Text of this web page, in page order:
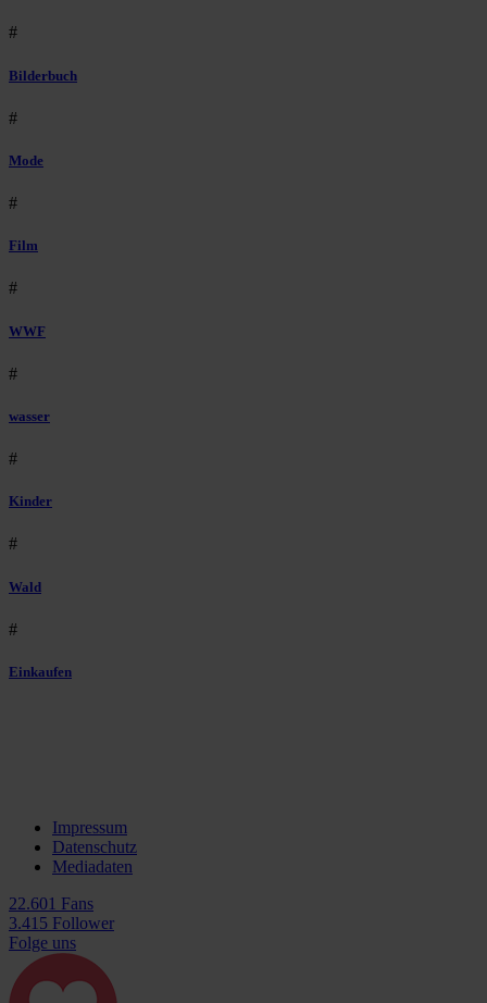
#
Bilderbuch
#
Mode
#
Film
#
WWF
#
wasser
#
Kinder
#
Wald
#
Einkaufen
Impressum
Datenschutz
Mediadaten
22.601 Fans
3.415 Follower
Folge uns